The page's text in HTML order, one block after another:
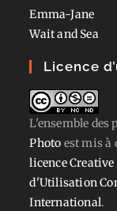
Emma-Jane
Wait and Sea
Licence
L'ensemble des
Photo est mis à
licence
d'Utilisation
International.